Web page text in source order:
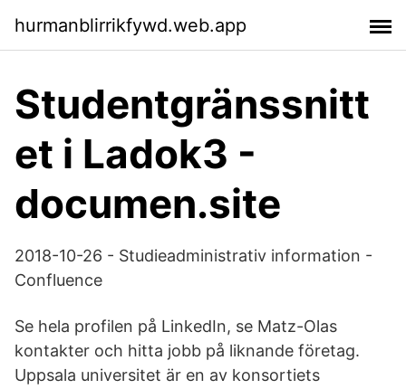
hurmanblirrikfywd.web.app
Studentgränssnitt
et i Ladok3 -
documen.site
2018-10-26 - Studieadministrativ information -
Confluence
Se hela profilen på LinkedIn, se Matz-Olas
kontakter och hitta jobb på liknande företag.
Uppsala universitet är en av konsortiets